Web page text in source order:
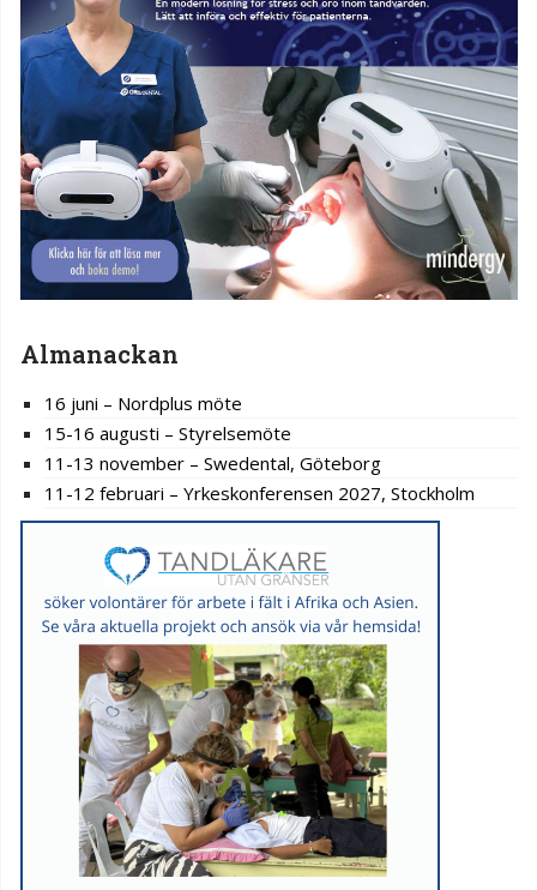
Almanackan
16 juni – Nordplus möte
15-16 augusti – Styrelsemöte
11-13 november – Swedental, Göteborg
11-12 februari – Yrkeskonferensen 2027, Stockholm